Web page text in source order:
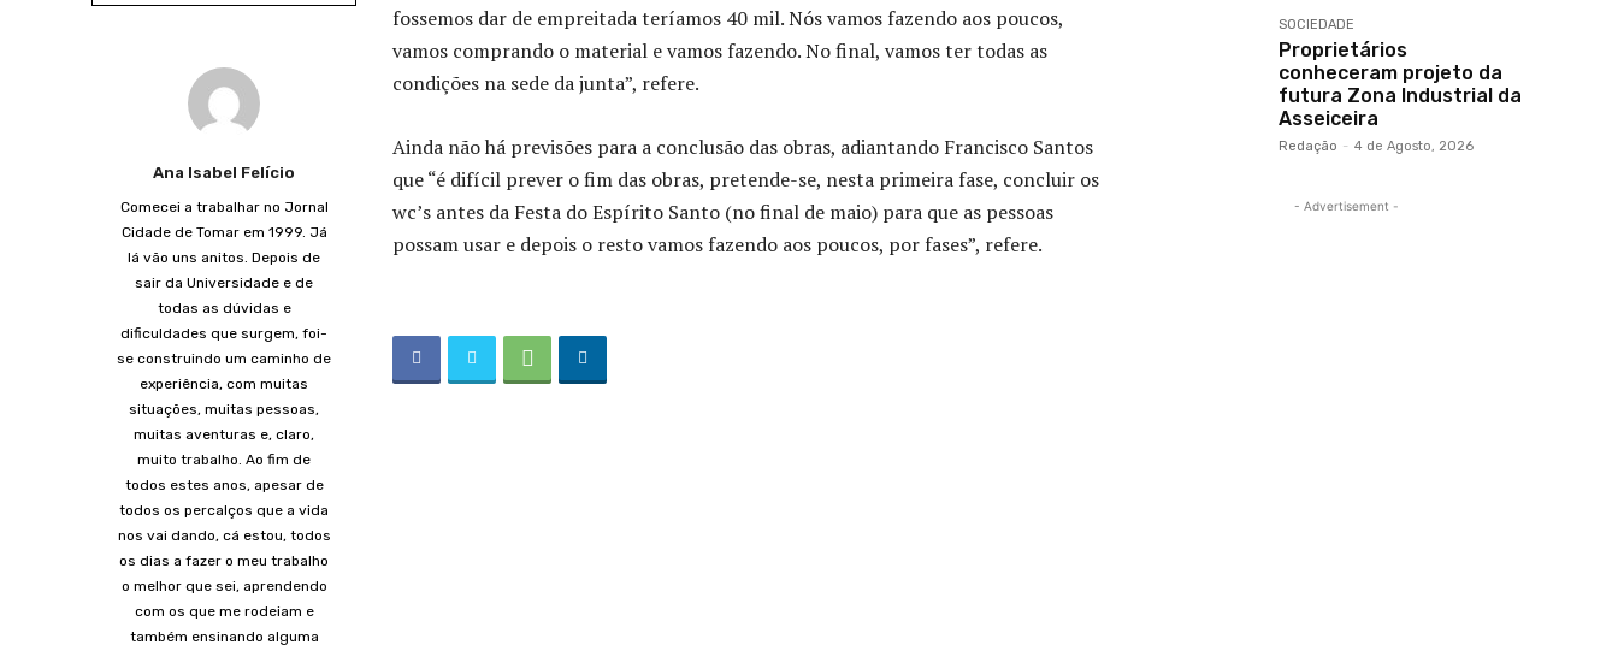
Ana Isabel Felício
Comecei a trabalhar no Jornal
Cidade de Tomar em 1999. Já
lá vão uns anitos. Depois de
sair da Universidade e de
todas as dúvidas e
dificuldades que surgem, foi-
se construindo um caminho de
experiência, com muitas
situações, muitas pessoas,
muitas aventuras e, claro,
muito trabalho. Ao fim de
todos estes anos, apesar de
todos os percalços que a vida
nos vai dando, cá estou, todos
os dias a fazer o meu trabalho
o melhor que sei, aprendendo
com os que me rodeiam e
também ensinando alguma
fossemos dar de empreitada teríamos 40 mil. Nós vamos fazendo aos poucos,
vamos comprando o material e vamos fazendo. No final, vamos ter todas as
condições na sede da junta”, refere.
Ainda não há previsões para a conclusão das obras, adiantando Francisco Santos
que “é difícil prever o fim das obras, pretende-se, nesta primeira fase, concluir os
wc’s antes da Festa do Espírito Santo (no final de maio) para que as pessoas
possam usar e depois o resto vamos fazendo aos poucos, por fases”, refere.
SOCIEDADE
Proprietários
conheceram projeto da
futura Zona Industrial da
Asseiceira
Redação - 4 de Agosto, 2026
- Advertisement -